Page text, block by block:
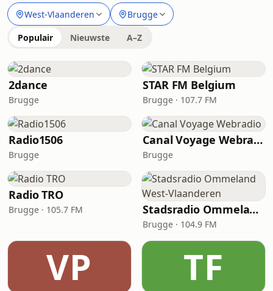
West-Vlaanderen Brugge
Populair Nieuwste A–Z
2dance
Brugge
STAR FM Belgium
Brugge · 107.7 FM
Radio1506
Brugge
Canal Voyage Webradio
Brugge
Radio TRO
Brugge · 105.7 FM Stadsradio Ommeland West-Vlaanderen
Brugge · 104.9 FM
VP TF